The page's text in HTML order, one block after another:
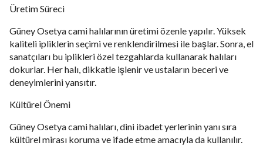
Üretim Süreci
Güney Osetya cami halılarının üretimi özenle yapılır. Yüksek
kaliteli ipliklerin seçimi ve renklendirilmesi ile başlar. Sonra, el
sanatçıları bu iplikleri özel tezgahlarda kullanarak halıları
dokurlar. Her halı, dikkatle işlenir ve ustaların beceri ve
deneyimlerini yansıtır.
Kültürel Önemi
Güney Osetya cami halıları, dini ibadet yerlerinin yanı sıra
kültürel mirası koruma ve ifade etme amacıyla da kullanılır.